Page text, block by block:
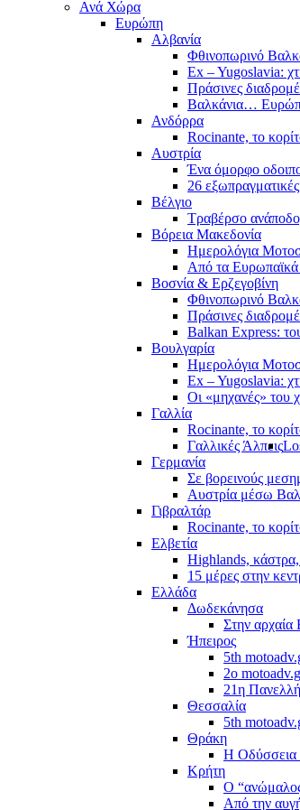
Ανά Χώρα
Ευρώπη
Αλβανία
Φθινοπωρινό
Ex – Yugoslavia:
Πράσινες
Βαλκάνια…
Ανδόρρα
Rocinante, το
Αυστρία
Ένα όμορφο
26
Βέλγιο
Τραβέρσο
Βόρεια Μακεδονία
Ημερολόγια
Από τα Ευρωπαϊκά
Βοσνία & Ερζεγοβίνη
Φθινοπωρινό
Πράσινες
Balkan Express:
Βουλγαρία
Ημερολόγια
Ex – Yugoslavia:
Οι «μηχανές» του
Γαλλία
Rocinante, το
Γαλλικές Άλπεις
Γερμανία
Σε βορεινούς
Αυστρία μέσω
Γιβραλτάρ
Rocinante, το
Ελβετία
Highlands,
15 μέρες στην
Ελλάδα
Δωδεκάνησα
Στην αρχαία
Ήπειρος
5th
2ο
21η
Θεσσαλία
5th
Θράκη
Η Οδύσσεια
Κρήτη
Ο
Από την